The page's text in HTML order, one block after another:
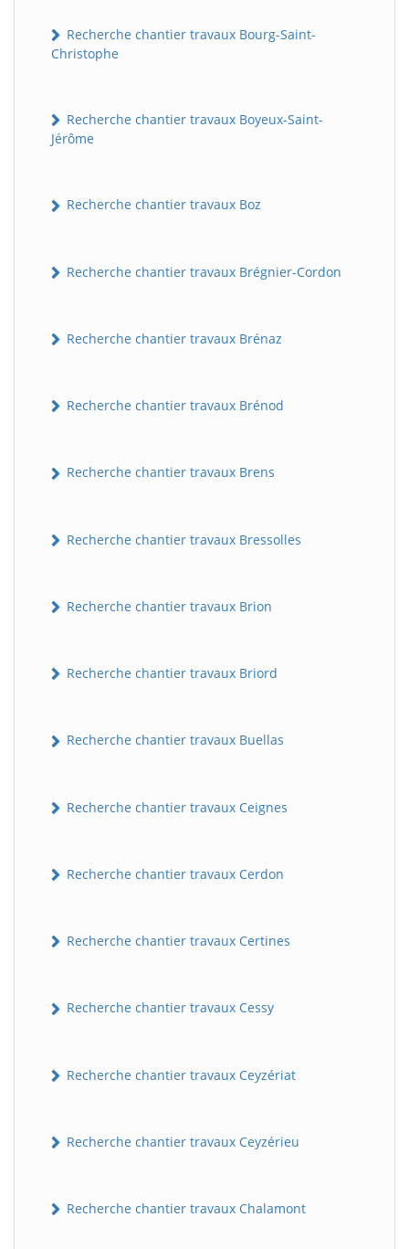
Recherche chantier travaux Bourg-Saint-
Christophe
Recherche chantier travaux Boyeux-Saint-
Jérôme
Recherche chantier travaux Boz
Recherche chantier travaux Brégnier-Cordon
Recherche chantier travaux Brénaz
Recherche chantier travaux Brénod
Recherche chantier travaux Brens
Recherche chantier travaux Bressolles
Recherche chantier travaux Brion
Recherche chantier travaux Briord
Recherche chantier travaux Buellas
Recherche chantier travaux Ceignes
Recherche chantier travaux Cerdon
Recherche chantier travaux Certines
Recherche chantier travaux Cessy
Recherche chantier travaux Ceyzériat
Recherche chantier travaux Ceyzérieu
Recherche chantier travaux Chalamont